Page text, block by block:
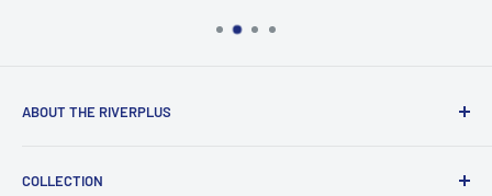
ABOUT THE RIVERPLUS
สินค้าและบริการเทคโนโลยีแบบครบวงจร จากทั่วโลกตั้งแต่ปี
COLLECTION